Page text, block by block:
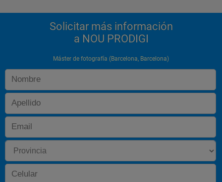
Solicitar más información
a NOU PRODIGI
Máster de fotografía (Barcelona, Barcelona)